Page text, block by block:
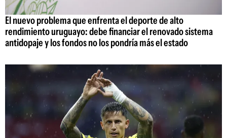
El nuevo problema que enfrenta el deporte de alto
rendimiento uruguayo: debe financiar el renovado sistema
antidopaje y los fondos no los pondría más el estado